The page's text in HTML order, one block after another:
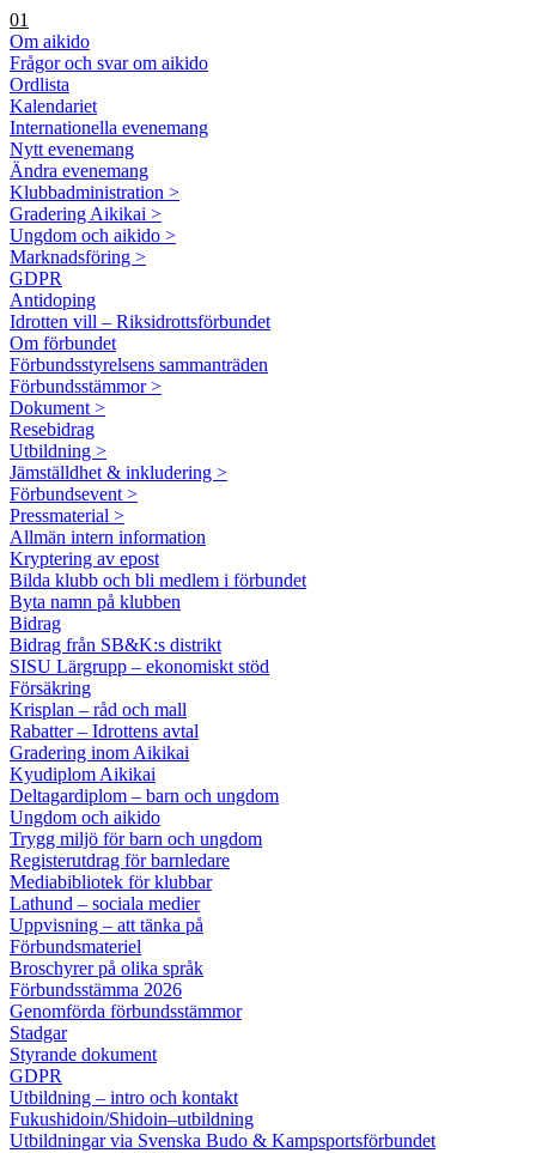
01
Om aikido
Frågor och svar om aikido
Ordlista
Kalendariet
Internationella evenemang
Nytt evenemang
Ändra evenemang
Klubbadministration >
Gradering Aikikai >
Ungdom och aikido >
Marknadsföring >
GDPR
Antidoping
Idrotten vill – Riksidrottsförbundet
Om förbundet
Förbundsstyrelsens sammanträden
Förbundsstämmor >
Dokument >
Resebidrag
Utbildning >
Jämställdhet & inkludering >
Förbundsevent >
Pressmaterial >
Allmän intern information
Kryptering av epost
Bilda klubb och bli medlem i förbundet
Byta namn på klubben
Bidrag
Bidrag från SB&K:s distrikt
SISU Lärgrupp – ekonomiskt stöd
Försäkring
Krisplan – råd och mall
Rabatter – Idrottens avtal
Gradering inom Aikikai
Kyudiplom Aikikai
Deltagardiplom – barn och ungdom
Ungdom och aikido
Trygg miljö för barn och ungdom
Registerutdrag för barnledare
Mediabibliotek för klubbar
Lathund – sociala medier
Uppvisning – att tänka på
Förbundsmateriel
Broschyrer på olika språk
Förbundsstämma 2026
Genomförda förbundsstämmor
Stadgar
Styrande dokument
GDPR
Utbildning – intro och kontakt
Fukushidoin/Shidoin–utbildning
Utbildningar via Svenska Budo & Kampsportsförbundet